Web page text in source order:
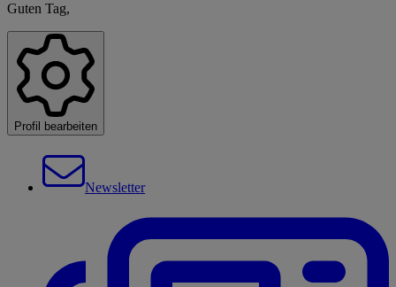
Guten Tag,
Profil bearbeiten
Newsletter